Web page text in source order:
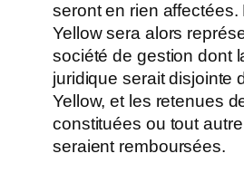
seront en rien affectées.
Yellow sera alors
société de gestion dont
juridique serait disjointe
Yellow, et les retenues
constituées ou tout
seraient remboursées.